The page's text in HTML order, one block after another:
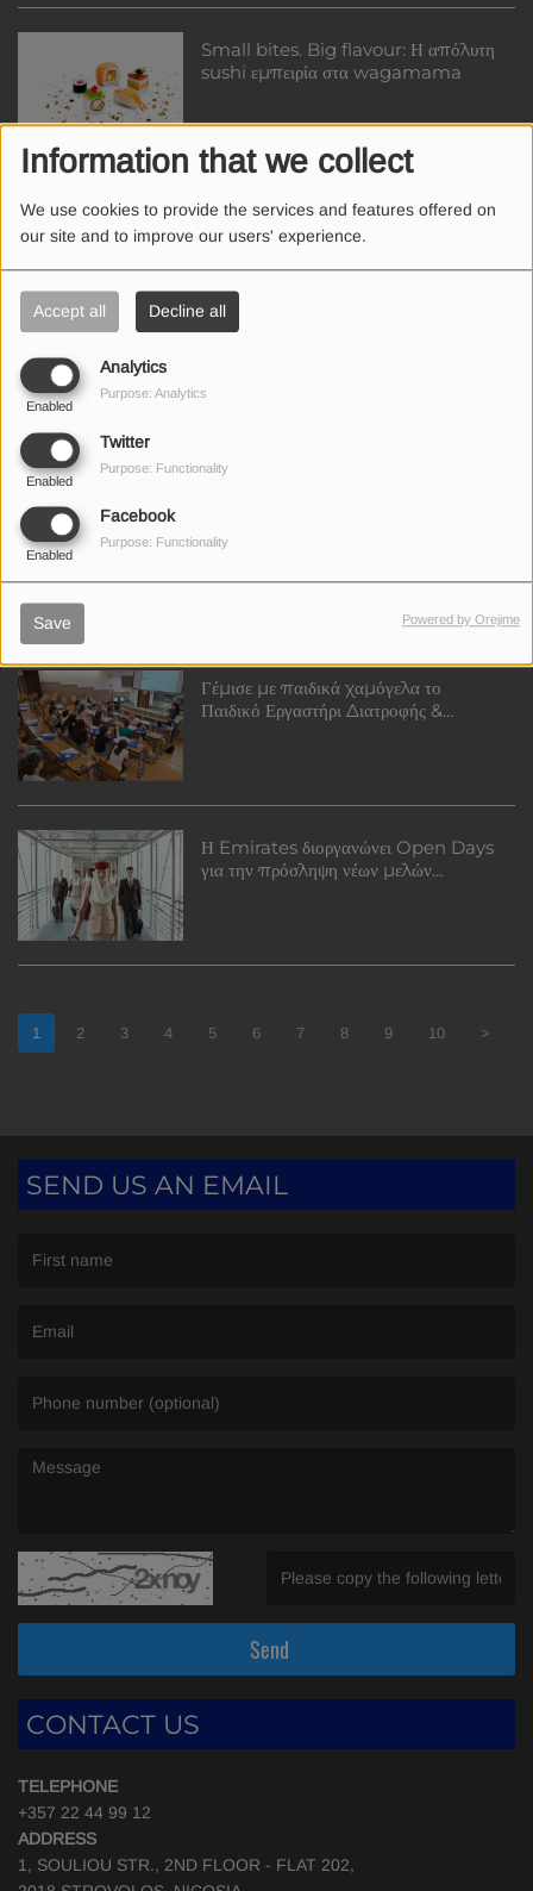
Information that we collect
We use cookies to provide the services and features offered on
our site and to improve our users' experience.
Accept all Decline all
Analytics
Enabled
Purpose: Analytics
Twitter
Enabled
Purpose: Functionality
Facebook
Enabled
Purpose: Functionality
Save Powered by Orejime
Small bites. Big flavour: Η απόλυτη
sushi εμπειρία στα wagamama
Κωτσόβολος σημαίνει Summer
Sales… χαμός!
γνωρίστε την AGKOSA και τα εργαλεία
McDonald’s™ Κύπρου έφεραν τη
Γέμισε με παιδικά χαμόγελα το
Παιδικό Εργαστήρι Διατροφής &
Η Emirates διοργανώνει Open Days
για την πρόσληψη νέων μελών
1 2 3 4 5 6 7 8 9 10 >
SEND US AN EMAIL
Send
CONTACT US
TELEPHONE
+357 22 44 99 12
ADDRESS
1, SOULIOU STR., 2ND FLOOR - FLAT 202,